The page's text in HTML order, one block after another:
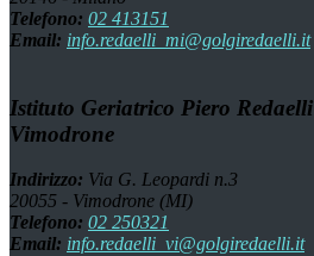
Telefono: 02 413151
Email: info.redaelli_mi@golgiredaelli.it
Istituto Geriatrico Piero Redaelli
Vimodrone
Indirizzo: Via G. Leopardi n.3
20055 - Vimodrone (MI)
Telefono: 02 250321
Email: info.redaelli_vi@golgiredaelli.it